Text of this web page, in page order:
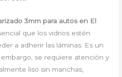
3mm para autos en El
que los vidrios estén
a adherir las láminas. Es un
se requiere atención y
liso sin manchas,